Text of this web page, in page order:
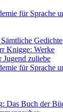
für Sprache
Gedichte
Knigge: Werke
Jugend zuliebe
für Sprache
Das Buch der